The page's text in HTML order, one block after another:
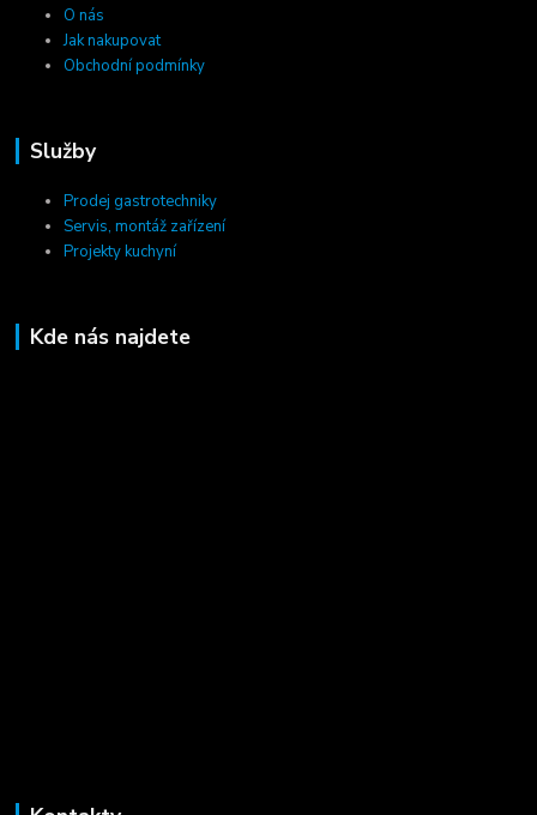
O nás
Jak nakupovat
Obchodní podmínky
Služby
Prodej gastrotechniky
Servis, montáž zařízení
Projekty kuchyní
Kde nás najdete